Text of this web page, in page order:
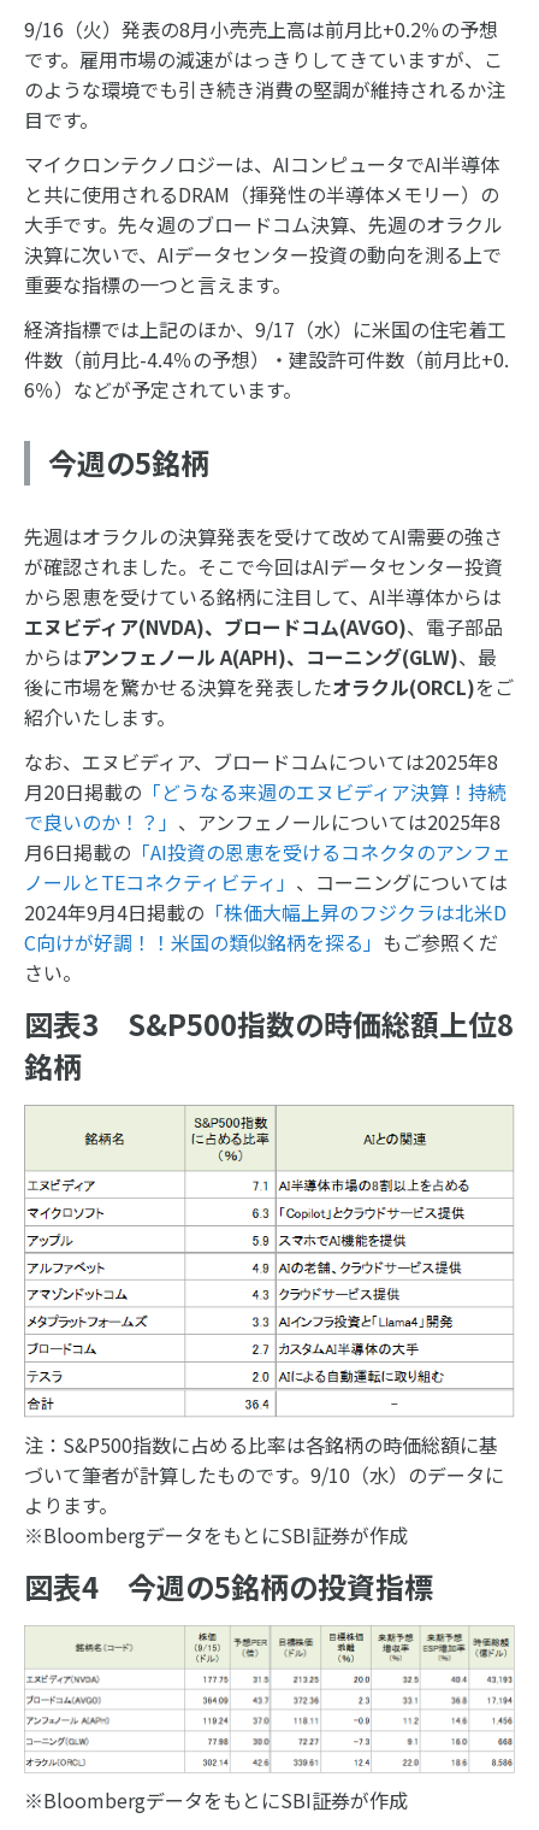
9/16（火）発表の8月小売売上高は前月比+0.2％の予想
です。雇用市場の減速がはっきりしてきていますが、こ
のような環境でも引き続き消費の堅調が維持されるか注
目です。
マイクロンテクノロジーは、AIコンピュータでAI半導体
と共に使用されるDRAM（揮発性の半導体メモリー）の
大手です。先々週のブロードコム決算、先週のオラクル
決算に次いで、AIデータセンター投資の動向を測る上で
重要な指標の一つと言えます。
経済指標では上記のほか、9/17（水）に米国の住宅着工
件数（前月比-4.4％の予想）・建設許可件数（前月比+0.
6％）などが予定されています。
今週の5銘柄
先週はオラクルの決算発表を受けて改めてAI需要の強さ
が確認されました。そこで今回はAIデータセンター投資
から恩恵を受けている銘柄に注目して、AI半導体からは
エヌビディア(NVDA)、ブロードコム(AVGO)、電子部品
からはアンフェノール A(APH)、コーニング(GLW)、最
後に市場を驚かせる決算を発表したオラクル(ORCL)をご
紹介いたします。
なお、エヌビディア、ブロードコムについては2025年8
月20日掲載の 「どうなる来週のエヌビディア決算！持続
で良いのか！？」 、アンフェノールについては2025年8
月6日掲載の 「AI投資の恩恵を受けるコネクタのアンフェ
ノールとTEコネクティビティ」 、コーニングについては
2024年9月4日掲載の 「株価大幅上昇のフジクラは北米D
C向けが好調！！米国の類似銘柄を探る」 もご参照くだ
さい。
図表3 S&P500指数の時価総額上位8
銘柄
注：S&P500指数に占める比率は各銘柄の時価総額に基
づいて筆者が計算したものです。9/10（水）のデータに
よります。
※BloombergデータをもとにSBI証券が作成
図表4 今週の5銘柄の投資指標
※BloombergデータをもとにSBI証券が作成